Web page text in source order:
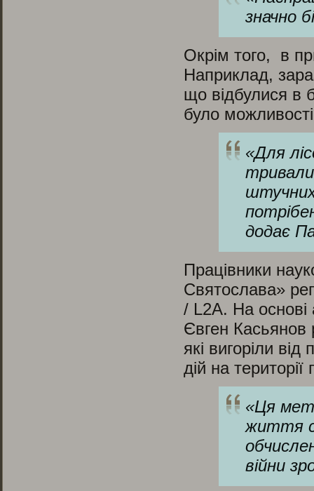
значно
Окрім того, в
Наприклад,
що відбулися в
було
«Для
додає
Працівники
Святослава»
/ L2A. На основі
Євген Касьянов
які вигоріли
дій на території
«Ця
життя
війни